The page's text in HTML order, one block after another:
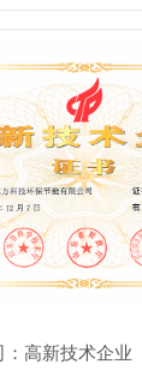
：高新技术企业